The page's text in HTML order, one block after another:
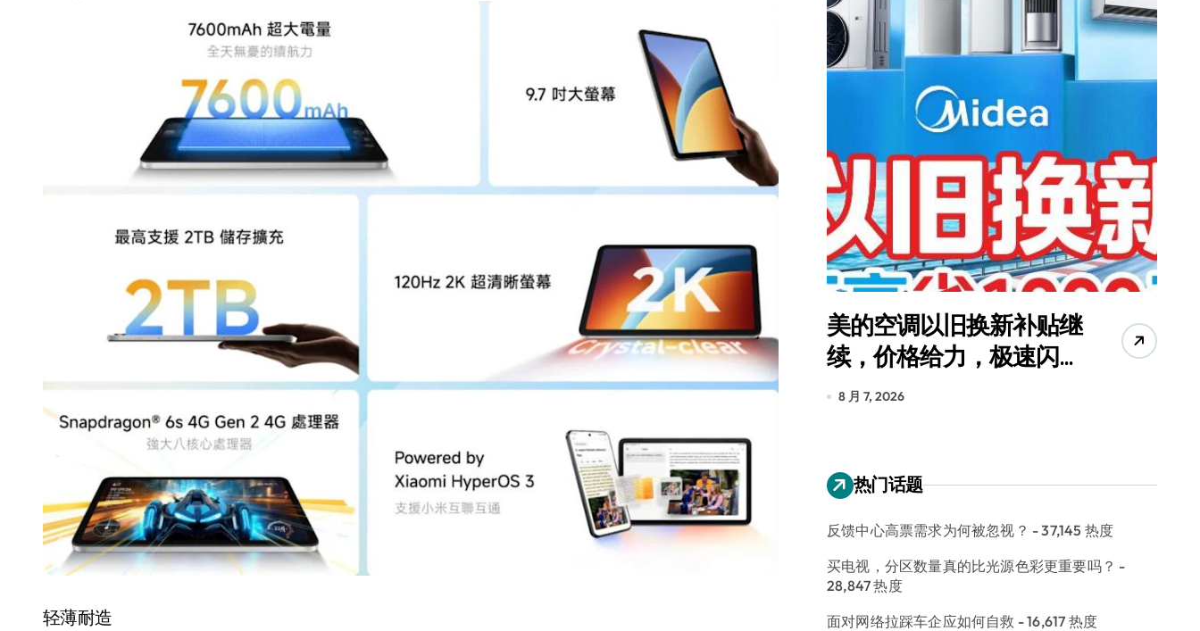
轻薄耐造
追觅、石头科技注意：你
们的扫地机已被美国认定
为“战略武器”
净利润暴跌7.7%，苏泊尔
开始靠“擦边”续命了？
美的空调以旧换新补贴继
续，价格给力，极速闪
装！
8 月 7, 2026
热门话题
反馈中心高票需求为何被忽视？ - 37,145 热度
买电视，分区数量真的比光源色彩更重要吗？ -
28,847 热度
面对网络拉踩车企应如何自救 - 16,617 热度